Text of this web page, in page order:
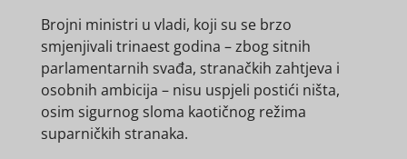
Brojni ministri u vladi, koji su se brzo
smjenjivali trinaest godina – zbog sitnih
parlamentarnih svađa, stranačkih zahtjeva i
osobnih ambicija – nisu uspjeli postići ništa,
osim sigurnog sloma kaotičnog režima
suparničkih stranaka.